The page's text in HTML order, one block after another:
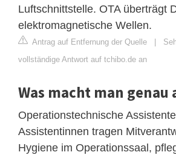
Luftschnittstelle. OTA überträgt
elektromagnetische Wellen.
Antrag auf Entfernung der Quelle
vollständige Antwort auf tchibo.de an
Was macht man genau
Operationstechnische
Assistentinnen tragen
Hygiene im Operationssaal,